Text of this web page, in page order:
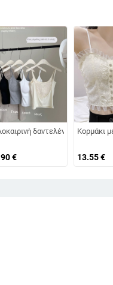
βασικό ρούχο για
κορεάτικο στυλ,
ραφές, με επένδυση στήθους
δαντελένια καμιζόλα
€
Κορμάκι
13.55€